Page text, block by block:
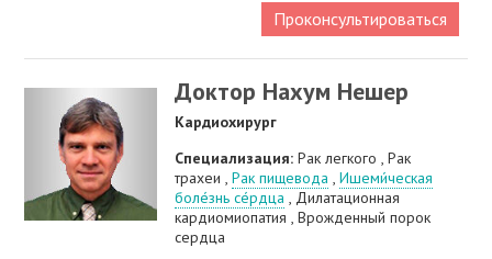
Проконсультироваться
Доктор Нахум Нешер
Кардиохирург
Специализация:Рак легкого , Рак
трахеи ,Рак пищевода ,Ишеми́ческая
боле́знь се́рдца , Дилатационная
кардиомиопатия , Врожденный порок
сердца